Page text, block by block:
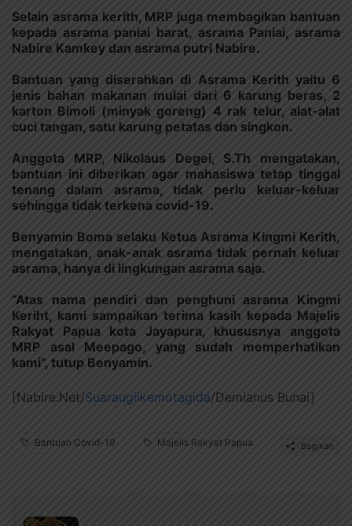
Selain asrama kerith, MRP juga membagikan bantuan
kepada asrama paniai barat, asrama Paniai, asrama
Nabire Kamkey dan asrama putri Nabire.
Bantuan yang diserahkan di Asrama Kerith yaitu 6
jenis bahan makanan mulai dari 6 karung beras, 2
karton Bimoli (minyak goreng) 4 rak telur, alat-alat
cuci tangan, satu karung petatas dan singkon.
Anggota MRP, Nikolaus Degei, S.Th mengatakan,
bantuan ini diberikan agar mahasiswa tetap tinggal
tenang dalam asrama, tidak perlu keluar-keluar
sehingga tidak terkena covid-19.
Benyamin Boma selaku Ketua Asrama Kingmi Kerith,
mengatakan, anak-anak asrama tidak pernah keluar
asrama, hanya di lingkungan asrama saja.
“Atas nama pendiri dan penghuni asrama Kingmi
Keriht, kami sampaikan terima kasih kepada Majelis
Rakyat Papua kota Jayapura, khususnya anggota
MRP asal Meepago, yang sudah memperhatikan
kami”, tutup Benyamin.
[Nabire.Net/Suaraugiikemotagida/Demianus Bunai]
Bantuan Covid-19 Majelis Rakyat Papua Bagikan